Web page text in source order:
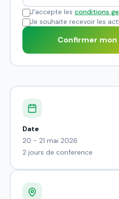
J'accepte les conditions
Je souhaite recevoir les
Confirmer
Date
20 - 21 mai 2026
2 jours de conference